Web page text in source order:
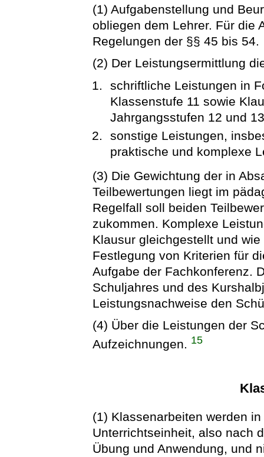
(1) Aufgabenstellung und
obliegen dem Lehrer. Für die
Regelungen der §§ 45 bis 54.
(2) Der Leistungsermittlung
schriftliche Leistungen in
Klassenstufe 11 sowie
Jahrgangsstufen 12 und
sonstige Leistungen,
praktische und komplexe
(3) Die Gewichtung der in
Teilbewertungen liegt im
Regelfall soll beiden
zukommen. Komplexe
Klausur gleichgestellt und
Festlegung von Kriterien für
Aufgabe der Fachkonferenz.
Schuljahres und des
Leistungsnachweise den
(4) Über die Leistungen der
Aufzeichnungen. 15
(1) Klassenarbeiten werden
Unterrichtseinheit, also nach
Übung und Anwendung, und